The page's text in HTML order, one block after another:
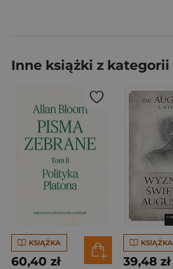
Inne książki z kategorii
KSIĄŻKA
60,40 zł
KSIĄŻKA
39,48 zł